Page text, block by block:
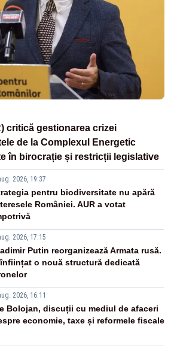
critică gestionarea crizei
de la Complexul Energetic
în birocrație și restricții legislative
2026, 19:37
pentru biodiversitate nu apără
României. AUR a votat
2026, 17:15
Putin reorganizează Armata rusă.
o nouă structură dedicată
2026, 16:11
Bolojan, discuții cu mediul de afaceri
economie, taxe și reformele fiscale